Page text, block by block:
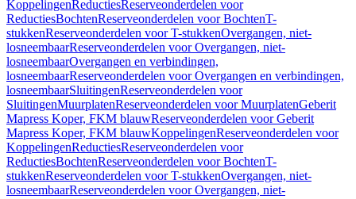
KoppelingenReductiesReserveonderdelen voor
ReductiesBochtenReserveonderdelen voor BochtenT-
stukkenReserveonderdelen voor T-stukkenOvergangen, niet-
losneembaarReserveonderdelen voor Overgangen, niet-
losneembaarOvergangen en verbindingen,
losneembaarReserveonderdelen voor Overgangen en verbindingen,
losneembaarSluitingenReserveonderdelen voor
SluitingenMuurplatenReserveonderdelen voor MuurplatenGeberit
Mapress Koper, FKM blauwReserveonderdelen voor Geberit
Mapress Koper, FKM blauwKoppelingenReserveonderdelen voor
KoppelingenReductiesReserveonderdelen voor
ReductiesBochtenReserveonderdelen voor BochtenT-
stukkenReserveonderdelen voor T-stukkenOvergangen, niet-
losneembaarReserveonderdelen voor Overgangen, niet-